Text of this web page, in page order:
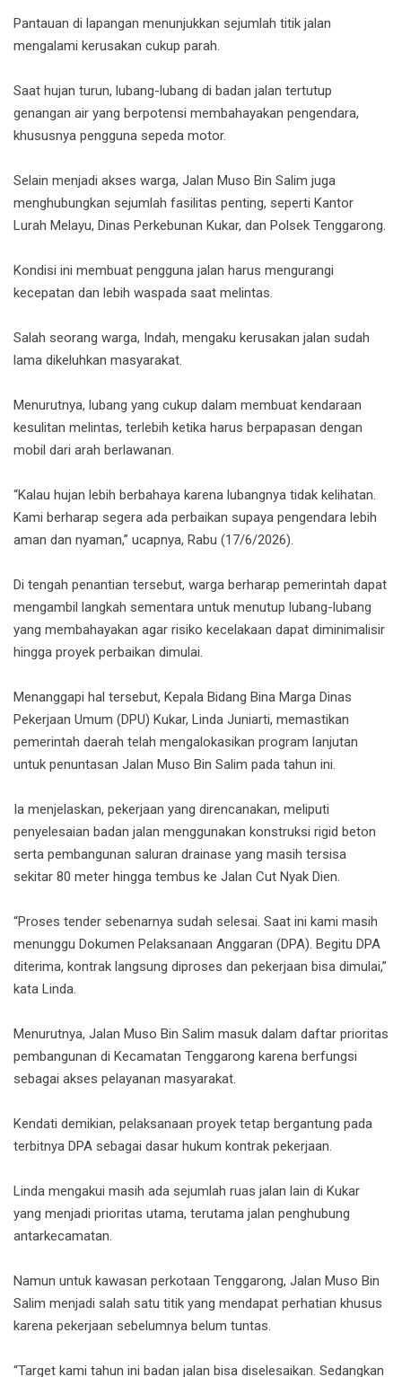
Pantauan di lapangan menunjukkan sejumlah titik jalan
mengalami kerusakan cukup parah.
Saat hujan turun, lubang-lubang di badan jalan tertutup
genangan air yang berpotensi membahayakan pengendara,
khususnya pengguna sepeda motor.
Selain menjadi akses warga, Jalan Muso Bin Salim juga
menghubungkan sejumlah fasilitas penting, seperti Kantor
Lurah Melayu, Dinas Perkebunan Kukar, dan Polsek Tenggarong.
Kondisi ini membuat pengguna jalan harus mengurangi
kecepatan dan lebih waspada saat melintas.
Salah seorang warga, Indah, mengaku kerusakan jalan sudah
lama dikeluhkan masyarakat.
Menurutnya, lubang yang cukup dalam membuat kendaraan
kesulitan melintas, terlebih ketika harus berpapasan dengan
mobil dari arah berlawanan.
“Kalau hujan lebih berbahaya karena lubangnya tidak kelihatan.
Kami berharap segera ada perbaikan supaya pengendara lebih
aman dan nyaman,” ucapnya, Rabu (17/6/2026).
Di tengah penantian tersebut, warga berharap pemerintah dapat
mengambil langkah sementara untuk menutup lubang-lubang
yang membahayakan agar risiko kecelakaan dapat diminimalisir
hingga proyek perbaikan dimulai.
Menanggapi hal tersebut, Kepala Bidang Bina Marga Dinas
Pekerjaan Umum (DPU) Kukar, Linda Juniarti, memastikan
pemerintah daerah telah mengalokasikan program lanjutan
untuk penuntasan Jalan Muso Bin Salim pada tahun ini.
Ia menjelaskan, pekerjaan yang direncanakan, meliputi
penyelesaian badan jalan menggunakan konstruksi rigid beton
serta pembangunan saluran drainase yang masih tersisa
sekitar 80 meter hingga tembus ke Jalan Cut Nyak Dien.
“Proses tender sebenarnya sudah selesai. Saat ini kami masih
menunggu Dokumen Pelaksanaan Anggaran (DPA). Begitu DPA
diterima, kontrak langsung diproses dan pekerjaan bisa dimulai,”
kata Linda.
Menurutnya, Jalan Muso Bin Salim masuk dalam daftar prioritas
pembangunan di Kecamatan Tenggarong karena berfungsi
sebagai akses pelayanan masyarakat.
Kendati demikian, pelaksanaan proyek tetap bergantung pada
terbitnya DPA sebagai dasar hukum kontrak pekerjaan.
Linda mengakui masih ada sejumlah ruas jalan lain di Kukar
yang menjadi prioritas utama, terutama jalan penghubung
antarkecamatan.
Namun untuk kawasan perkotaan Tenggarong, Jalan Muso Bin
Salim menjadi salah satu titik yang mendapat perhatian khusus
karena pekerjaan sebelumnya belum tuntas.
“Target kami tahun ini badan jalan bisa diselesaikan. Sedangkan